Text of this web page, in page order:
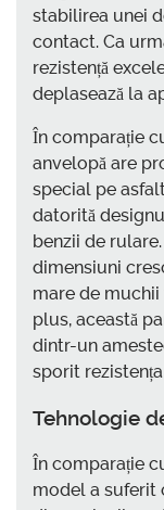
stabilirea unei
contact. Ca
rezistență
deplasează la
În comparație
anvelopă are
special pe
datorită
benzii de
dimensiuni
mare de
plus, această
dintr-un
sporit
Tehnologie
În comparație
model a suferit